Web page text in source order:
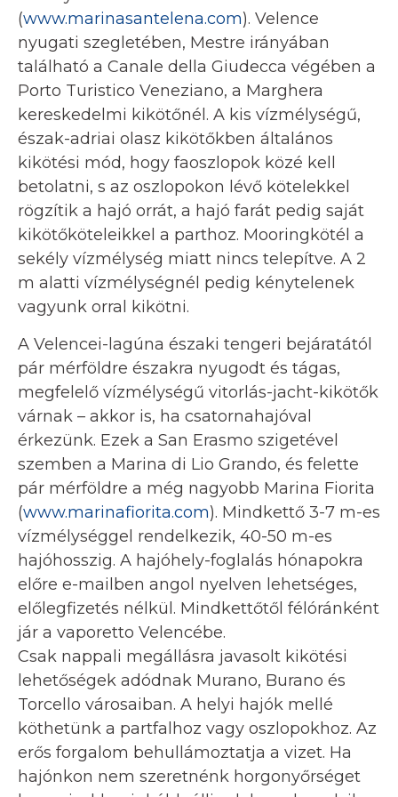
(www.marinasantelena.com). Velence
nyugati szegletében, Mestre irányában
található a Canale della Giudecca végében a
Porto Turistico Veneziano, a Marghera
kereskedelmi kikötőnél. A kis vízmélységű,
észak-adriai olasz kikötőkben általános
kikötési mód, hogy faoszlopok közé kell
betolatni, s az oszlopokon lévő kötelekkel
rögzítik a hajó orrát, a hajó farát pedig saját
kikötőköteleikkel a parthoz. Mooringkötél a
sekély vízmélység miatt nincs telepítve. A 2
m alatti vízmélységnél pedig kénytelenek
vagyunk orral kikötni.
A Velencei-lagúna északi tengeri bejáratától
pár mérföldre északra nyugodt és tágas,
megfelelő vízmélységű vitorlás-jacht-kikötők
várnak – akkor is, ha csatornahajóval
érkezünk. Ezek a San Erasmo szigetével
szemben a Marina di Lio Grando, és felette
pár mérföldre a még nagyobb Marina Fiorita
(www.marinafiorita.com). Mindkettő 3-7 m-es
vízmélységgel rendelkezik, 40-50 m-es
hajóhosszig. A hajóhely-foglalás hónapokra
előre e-mailben angol nyelven lehetséges,
előlegfizetés nélkül. Mindkettőtől félóránként
jár a vaporetto Velencébe.
Csak nappali megállásra javasolt kikötési
lehetőségek adódnak Murano, Burano és
Torcello városaiban. A helyi hajók mellé
köthetünk a partfalhoz vagy oszlopokhoz. Az
erős forgalom behullámoztatja a vizet. Ha
hajónkon nem szeretnénk horgonyőrséget